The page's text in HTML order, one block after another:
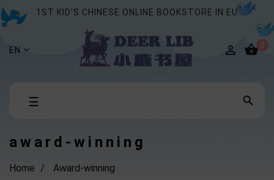
1ST KID'S CHINESE ONLINE BOOKSTORE IN EU
EN  0
Toggle
☰ 
award-winning
Home Award-winning